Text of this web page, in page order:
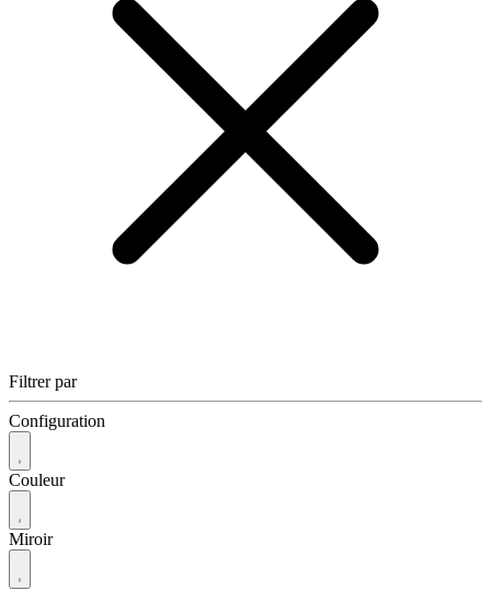
Filtrer par
Configuration
Couleur
Miroir